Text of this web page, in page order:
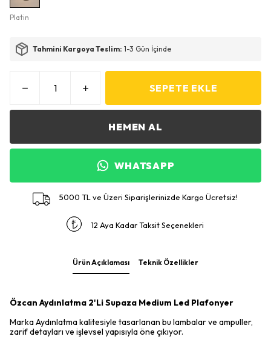
Platin
Tahmini Kargoya Teslim: 1-3 Gün İçinde
SEPETE EKLE
HEMEN AL
WHATSAPP
5000 TL ve Üzeri Siparişlerinizde Kargo Ücretsiz!
12 Aya Kadar Taksit Seçenekleri
Ürün Açıklaması Teknik Özellikler
Özcan Aydınlatma 2'Li Supaza Medium Led Plafonyer
Marka Aydınlatma kalitesiyle tasarlanan bu lambalar ve ampuller,
zarif detayları ve işlevsel yapısıyla öne çıkıyor.